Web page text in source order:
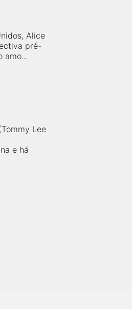
Alice
pré-
amo...
Lee
e há